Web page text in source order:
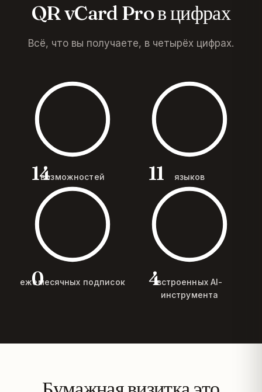
QR vCard Pro в цифрах
Всё, что вы получаете, в четырёх цифрах.
14возможностей 11 языков
0
ежемесячных подписок 4встроенных AI-
инструмента